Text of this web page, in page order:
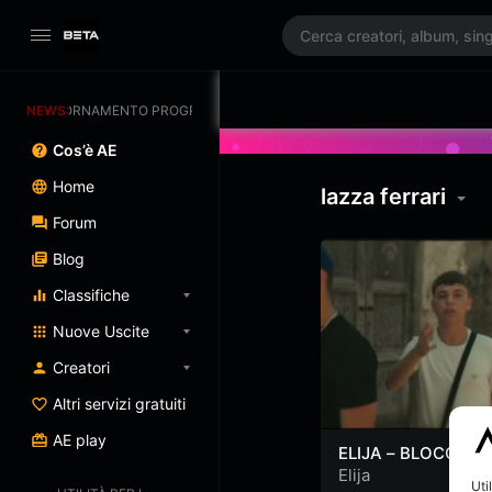
NEWS:
AGGIORNAMENTO PROGRAMMATO 3/07/2025
Cos’è AE
Home
Forum
Blog
Classifiche
Nuove Uscite
Creatori
Altri servizi gratuiti
AE play
lazza ferrari
ELIJA – BLOCCHI
(Official Video)
Elija